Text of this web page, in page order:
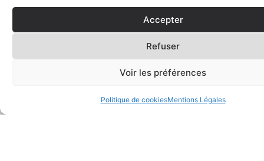
Accepter
Refuser
Voir les préférences
Politique de cookiesMentions Légales
77